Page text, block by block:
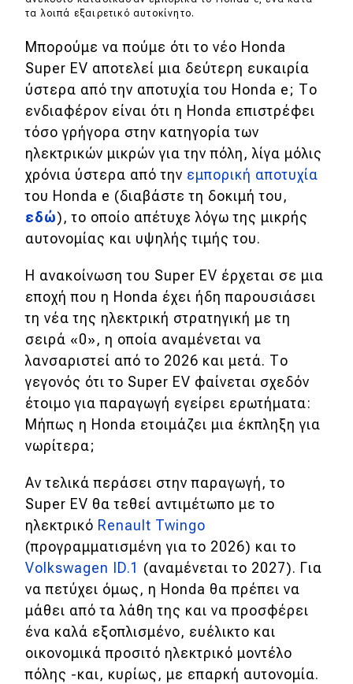
τα λοιπά εξαιρετικό αυτοκίνητο.
Μπορούμε να πούμε ότι το νέο Honda
Super EV αποτελεί μια δεύτερη ευκαιρία
ύστερα από την αποτυχία του Honda e; Το
ενδιαφέρον είναι ότι η Honda επιστρέφει
τόσο γρήγορα στην κατηγορία των
ηλεκτρικών μικρών για την πόλη, λίγα μόλις
χρόνια ύστερα από την εμπορική αποτυχία
του Honda e (διαβάστε τη δοκιμή του,
εδώ), το οποίο απέτυχε λόγω της μικρής
αυτονομίας και υψηλής τιμής του.
Η ανακοίνωση του Super EV έρχεται σε μια
εποχή που η Honda έχει ήδη παρουσιάσει
τη νέα της ηλεκτρική στρατηγική με τη
σειρά «0», η οποία αναμένεται να
λανσαριστεί από το 2026 και μετά. Το
γεγονός ότι το Super EV φαίνεται σχεδόν
έτοιμο για παραγωγή εγείρει ερωτήματα:
Μήπως η Honda ετοιμάζει μια έκπληξη για
νωρίτερα;
Αν τελικά περάσει στην παραγωγή, το
Super EV θα τεθεί αντιμέτωπο με το
ηλεκτρικό Renault Twingo
(προγραμματισμένη για το 2026) και το
Volkswagen ID.1 (αναμένεται το 2027). Για
να πετύχει όμως, η Honda θα πρέπει να
μάθει από τα λάθη της και να προσφέρει
ένα καλά εξοπλισμένο, ευέλικτο και
οικονομικά προσιτό ηλεκτρικό μοντέλο
πόλης -και, κυρίως, με επαρκή αυτονομία.